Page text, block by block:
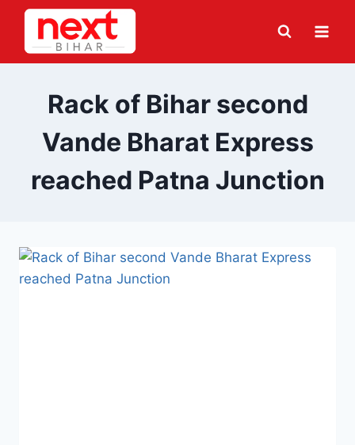
Skip
content
Rack of Bihar second
Vande Bharat Express
reached Patna Junction